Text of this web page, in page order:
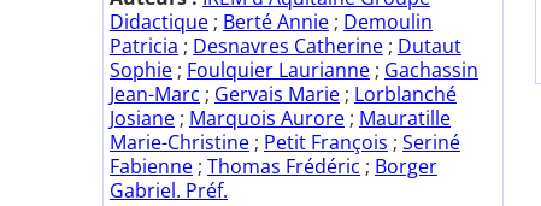
Didactique ; Berté Annie ; Demoulin
Patricia ; Desnavres Catherine ; Dutaut
Sophie ; Foulquier Laurianne ; Gachassin
Jean-Marc ; Gervais Marie ; Lorblanché
Josiane ; Marquois Aurore ; Mauratille
Marie-Christine ; Petit François ; Seriné
Fabienne ; Thomas Frédéric ; Borger
Gabriel. Préf.